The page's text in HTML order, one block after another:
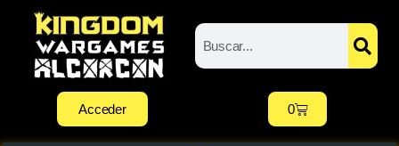
Acceder 0